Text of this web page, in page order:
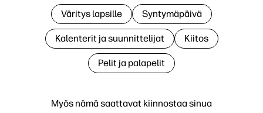
Myös nämä saattavat kiinnostaa sinua
Väritys lapsille Syntymäpäivä
Kalenterit ja suunnittelijat Kiitos
Pelit ja palapelit